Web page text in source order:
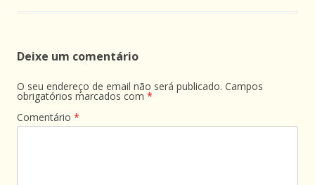
Deixe um comentário
O seu endereço de email não será publicado. Campos
obrigatórios marcados com *
Comentário *